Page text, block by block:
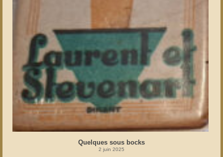
Quelques sous bocks
2 juin 2025